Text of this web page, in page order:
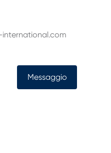
international.com
Messaggio